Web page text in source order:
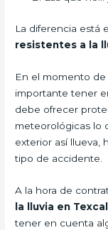
La diferencia está
resistentes a la
En el momento
importante tener
debe ofrecer
meteorológicas lo
exterior así llueva,
tipo de accidente.
A la hora de
la lluvia en
tener en cuenta